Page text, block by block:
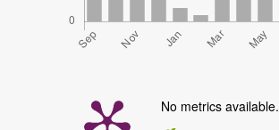
No metrics available.